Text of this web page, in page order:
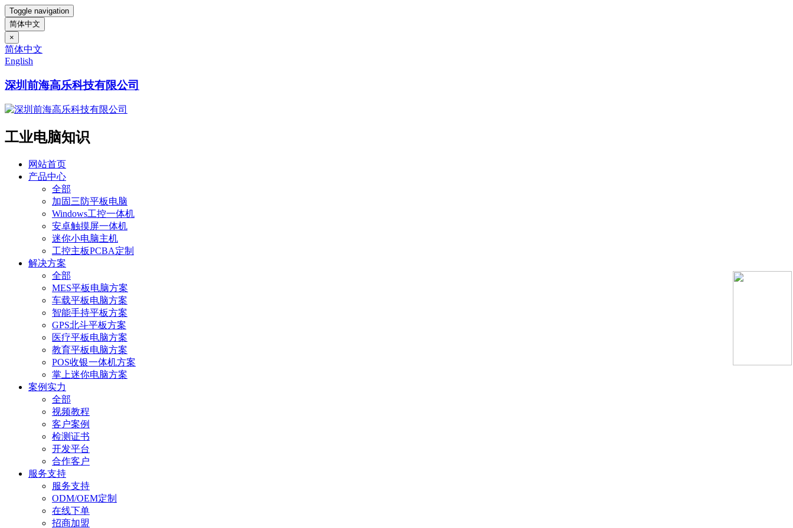
Toggle navigation
简体中文
×
简体中文
English
深圳前海高乐科技有限公司
工业电脑知识
网站首页
产品中心
全部
加固三防平板电脑
Windows工控一体机
安卓触摸屏一体机
迷你小电脑主机
工控主板PCBA定制
解决方案
全部
MES平板电脑方案
车载平板电脑方案
智能手持平板方案
GPS北斗平板方案
医疗平板电脑方案
教育平板电脑方案
POS收银一体机方案
掌上迷你电脑方案
案例实力
全部
视频教程
客户案例
检测证书
开发平台
合作客户
服务支持
服务支持
ODM/OEM定制
在线下单
招商加盟